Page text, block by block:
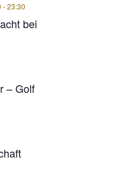
bei
-23:30
– Golf